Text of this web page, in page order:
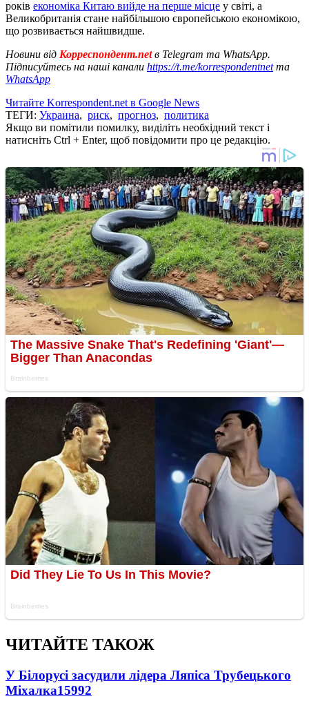
років економіка Китаю вийде на перше місце у світі, а
Великобританія стане найбільшою європейською економікою,
що розвивається найшвидше.
Новини від Корреспондент.netв Telegram та WhatsApp.
Підписуйтесь на наші канали https://t.me/korrespondentnetта
WhatsApp
Читайте Korrespondent.net в Google News
ТЕГИ: Украина, риск, прогноз, политика
Якщо ви помітили помилку, виділіть необхідний текст і
натисніть Ctrl + Enter, щоб повідомити про це редакцію.
ЧИТАЙТЕ ТАКОЖ
У Білорусі засудили лідера Ляпіса Трубецького
Міхалка15992